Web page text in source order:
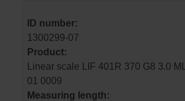
ID number:
1300299-07
Product:
Linear scale LIF 401R 370 G8 3.0 ML/2 .. OK
01 0009
Measuring length: